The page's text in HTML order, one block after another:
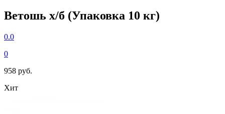
Ветошь х/б (Упаковка 10 кг)
0.0
0
958 руб.
Хит